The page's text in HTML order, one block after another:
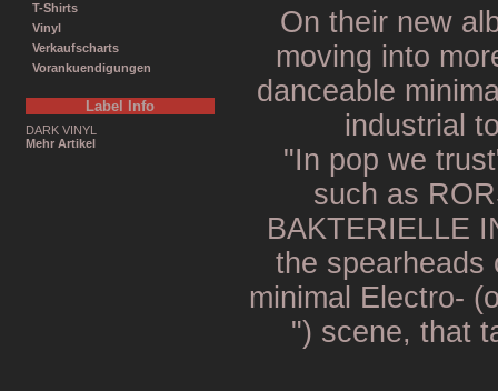
T-Shirts
Vinyl
Verkaufscharts
Vorankuendigungen
Label Info
DARK VINYL
Mehr Artikel
On their new
moving into
danceable
industrial
"In pop we
such as
BAKTERIELLE
the spearheads
minimal Electro-
") scene, that